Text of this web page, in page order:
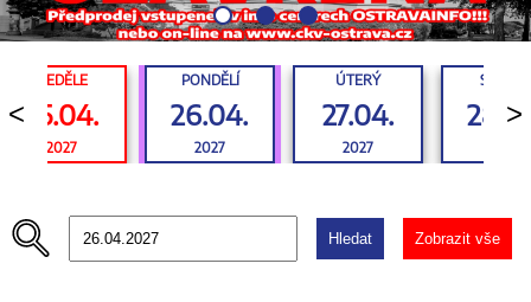
<
NEDĚLE
25.04.
2027
PONDĚLÍ
26.04.
2027
ÚTERÝ
27.04.
2027
>
Hledat Zobrazit vše